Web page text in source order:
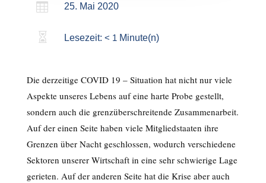
 25. Mai 2020
 Lesezeit: < 1 Minute(n)
Die derzeitige COVID 19 – Situation hat nicht nur viele
Aspekte unseres Lebens auf eine harte Probe gestellt,
sondern auch die grenzüberschreitende Zusammenarbeit.
Auf der einen Seite haben viele Mitgliedstaaten ihre
Grenzen über Nacht geschlossen, wodurch verschiedene
Sektoren unserer Wirtschaft in eine sehr schwierige Lage
gerieten. Auf der anderen Seite hat die Krise aber auch